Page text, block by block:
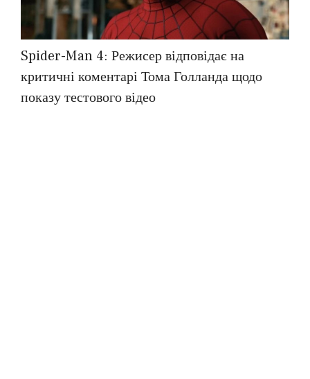
Spider-Man 4: Режисер відповідає на
критичні коментарі Тома Голланда щодо
показу тестового відео